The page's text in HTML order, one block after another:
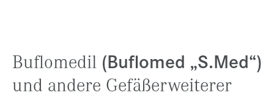
Buflomedil (Buflomed „S.Med“)
und andere Gefäßerweiterer